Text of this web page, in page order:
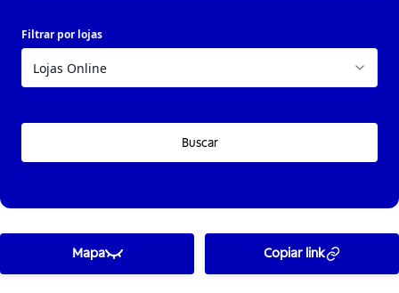
Filtrar por lojas
Buscar
Mapa Copiar link